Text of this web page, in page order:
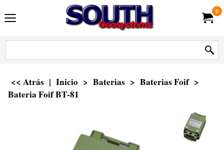
0
<< Atrás | Inicio > Baterias > Baterias Foif>
Bateria Foif BT-81